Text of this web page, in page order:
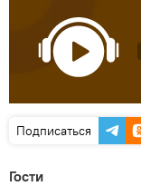
Подписаться
Гости